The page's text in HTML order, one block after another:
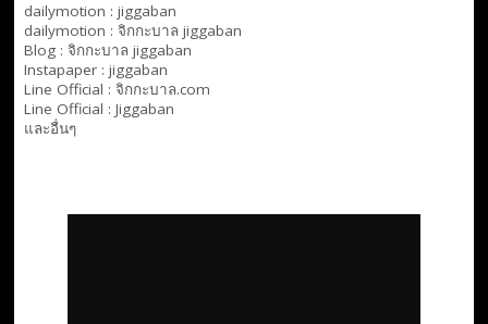
dailymotion : jiggaban
dailymotion : จิกกะบาล jiggaban
Blog : จิกกะบาล jiggaban
Instapaper : jiggaban
Line Official : จิกกะบาล.com
Line Official : Jiggaban
และอื่นๆ